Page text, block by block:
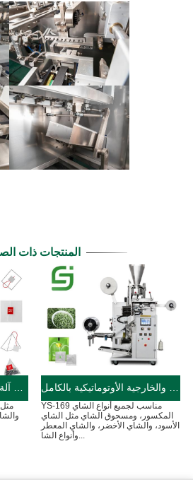
المنتجات ذات
آلة تعبئة أكياس الشاي الهرمية YS-ZF90 ماكينة تعبئة أكياس الشاي الداخلية والخارجية الأوتوماتيكية بالكامل YS-169
YS-169 مناسب لجميع أنواع الشاي
المكسور، ومسحوق الشاي مثل الشاي
الأسود، والشاي الأخضر، والشاي المعطر
وأنواع الشا...